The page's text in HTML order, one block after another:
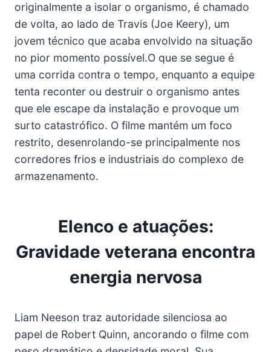
originalmente a isolar o organismo, é chamado
de volta, ao lado de Travis (Joe Keery), um
jovem técnico que acaba envolvido na situação
no pior momento possível.O que se segue é
uma corrida contra o tempo, enquanto a equipe
tenta reconter ou destruir o organismo antes
que ele escape da instalação e provoque um
surto catastrófico. O filme mantém um foco
restrito, desenrolando-se principalmente nos
corredores frios e industriais do complexo de
armazenamento.
Elenco e atuações:
Gravidade veterana encontra
energia nervosa
Liam Neeson traz autoridade silenciosa ao
papel de Robert Quinn, ancorando o filme com